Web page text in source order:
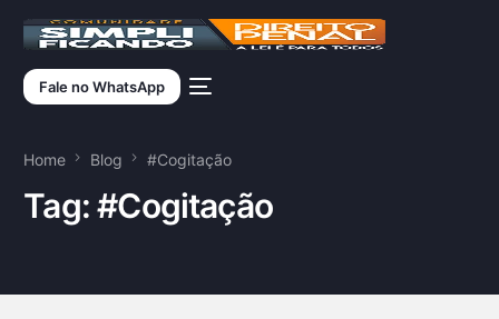
Fale no WhatsApp
Home Blog #Cogitação
Tag:#Cogitação